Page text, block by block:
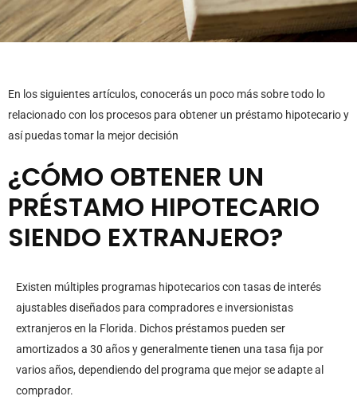
En los siguientes artículos, conocerás un poco más sobre todo lo
relacionado con los procesos para obtener un préstamo hipotecario y
así puedas tomar la mejor decisión
¿CÓMO OBTENER UN
PRÉSTAMO HIPOTECARIO
SIENDO EXTRANJERO?
Existen múltiples programas hipotecarios con tasas de interés
ajustables diseñados para compradores e inversionistas
extranjeros en la Florida. Dichos préstamos pueden ser
amortizados a 30 años y generalmente tienen una tasa fija por
varios años, dependiendo del programa que mejor se adapte al
comprador.